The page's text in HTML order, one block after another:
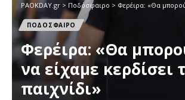
PAOKDAY.gr > Ποδόσφαιρο > Φερέιρα: «Θα μπορούσαμε να
ΠΟΔΟΣΦΑΙΡΟ
Φερέιρα: «Θα
να είχαμε κερδίσει
παιχνίδι»